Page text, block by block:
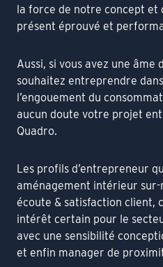
la force de notre concept et
présent éprouvé et
Aussi, si vous avez une âme
souhaitez entreprendre
l’engouement du
aucun doute votre projet
Quadro.
Les profils d’entrepreneur
aménagement intérieur
écoute & satisfaction client,
intérêt certain pour le
avec une sensibilité
et enfin manager de